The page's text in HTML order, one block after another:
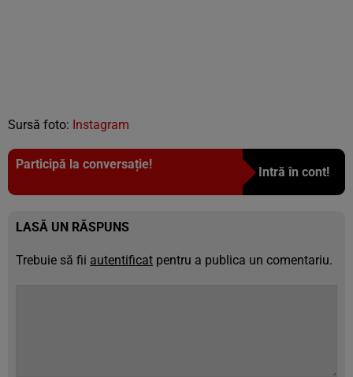
Sursă foto: Instagram
Participă la conversație!
Intră în cont!
LASĂ UN RĂSPUNS
Trebuie să fii autentificat pentru a publica un comentariu.